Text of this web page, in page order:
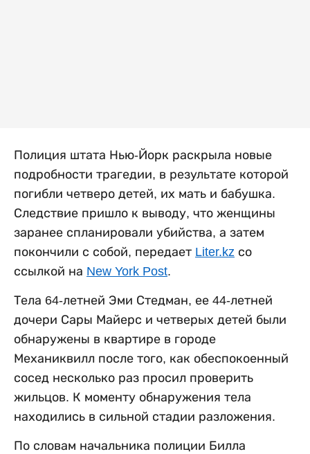
Полиция штата Нью-Йорк раскрыла новые
подробности трагедии, в результате которой
погибли четверо детей, их мать и бабушка.
Следствие пришло к выводу, что женщины
заранее спланировали убийства, а затем
покончили с собой, передает Liter.kz со
ссылкой на New York Post.
Тела 64-летней Эми Стедман, ее 44-летней
дочери Сары Майерс и четверых детей были
обнаружены в квартире в городе
Механиквилл после того, как обеспокоенный
сосед несколько раз просил проверить
жильцов. К моменту обнаружения тела
находились в сильной стадии разложения.
По словам начальника полиции Билла